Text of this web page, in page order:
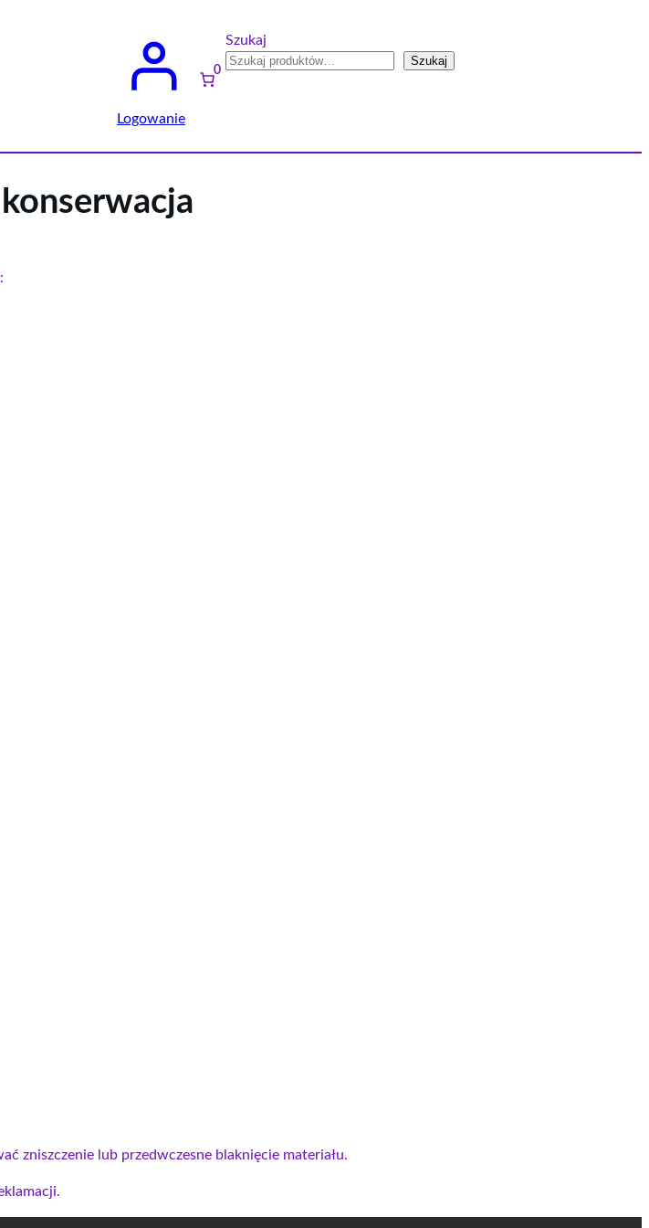
Logowanie
0
Szukaj
Szukaj
zniszczenie lub przedwczesne blaknięcie materiału.